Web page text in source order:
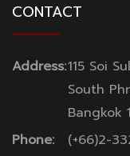
CONTACT
Address:115 Soi
South
Bangkok
Phone:
(+66)2-